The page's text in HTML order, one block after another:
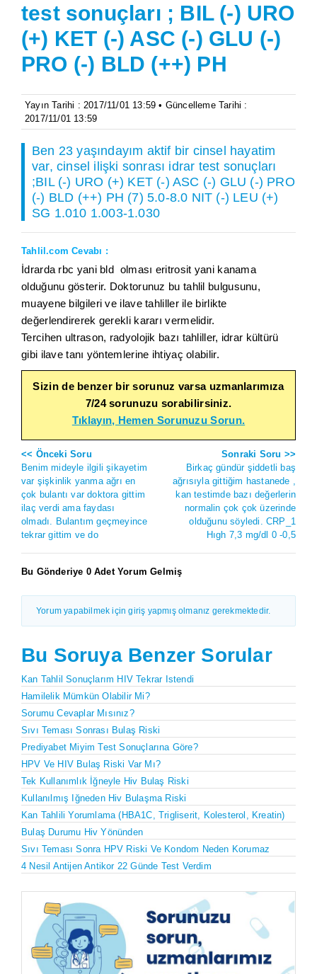
test sonuçları ; BIL (-) URO
(+) KET (-) ASC (-) GLU (-)
PRO (-) BLD (++) PH
Yayın Tarihi : 2017/11/01 13:59 • Güncelleme Tarihi :
2017/11/01 13:59
Ben 23 yaşındayım aktif bir cinsel hayatim
var, cinsel ilişki sonrası idrar test sonuçları
;BIL (-) URO (+) KET (-) ASC (-) GLU (-) PRO
(-) BLD (++) PH (7) 5.0-8.0 NIT (-) LEU (+)
SG 1.010 1.003-1.030
Tahlil.com Cevabı :
İdrarda rbc yani bld olması eritrosit yani kanama
olduğunu gösterir. Doktorunuz bu tahlil bulgusunu,
muayene bilgileri ve ilave tahliller ile birlikte
değerlendirerek gerekli kararı vermelidir.
Tercihen ultrason, radyolojik bazı tahliller, idrar kültürü
gibi ilave tanı yöntemlerine ihtiyaç olabilir.
Sizin de benzer bir sorunuz varsa uzmanlarımıza
7/24 sorunuzu sorabilirsiniz.
Tıklayın, Hemen Sorunuzu Sorun.
<< Önceki Soru
Benim mideyle ilgili şikayetim
var şişkinlik yanma ağrı en
çok bulantı var doktora gittim
ilaç verdi ama faydası
olmadı. Bulantım geçmeyince
tekrar gittim ve do
Sonraki Soru >>
Birkaç gündür şiddetli baş
ağrısıyla gittiğim hastanede ,
kan testimde bazı değerlerin
normalin çok çok üzerinde
olduğunu söyledi. CRP_1
Hıgh 7,3 mg/dl 0 -0,5
Bu Gönderiye 0 Adet Yorum Gelmiş
Yorum yapabilmek için giriş yapmış olmanız gerekmektedir.
Bu Soruya Benzer Sorular
Kan Tahlil Sonuçlarım HIV Tekrar Istendi
Hamilelik Mümkün Olabilir Mi?
Sorumu Cevaplar Mısınız?
Sıvı Teması Sonrası Bulaş Riski
Prediyabet Miyim Test Sonuçlarına Göre?
HPV Ve HIV Bulaş Riski Var Mı?
Tek Kullanımlık İğneyle Hiv Bulaş Riski
Kullanılmış Iğneden Hiv Bulaşma Riski
Kan Tahlili Yorumlama (HBA1C, Trigliserit, Kolesterol, Kreatin)
Bulaş Durumu Hiv Yönünden
Sıvı Teması Sonra HPV Riski Ve Kondom Neden Korumaz
4 Nesil Antijen Antikor 22 Günde Test Verdim